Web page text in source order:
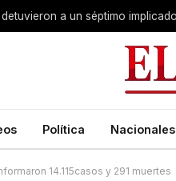
Política Nacionales
14.115casos y 291 muertes